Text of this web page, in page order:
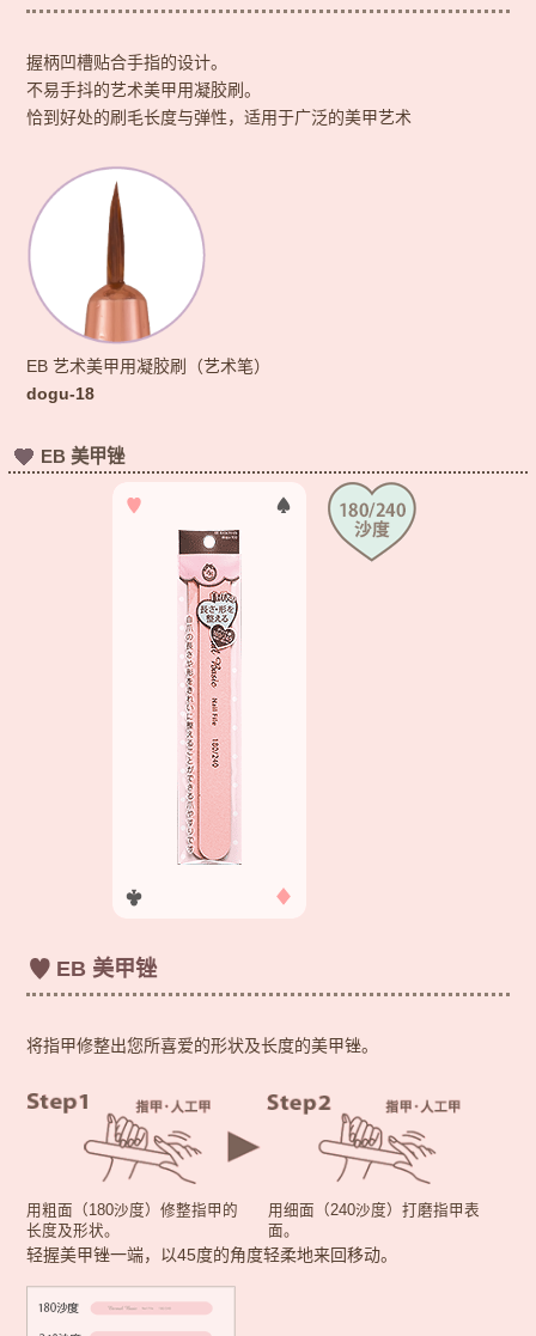
握柄凹槽贴合手指的设计。
不易手抖的艺术美甲用凝胶刷。
恰到好处的刷毛长度与弹性，适用于广泛的美甲艺术
EB 艺术美甲用凝胶刷（艺术笔）
dogu-18
EB 美甲锉
EB 美甲锉
将指甲修整出您所喜爱的形状及长度的美甲锉。
用粗面（180沙度）修整指甲的
长度及形状。
用细面（240沙度）打磨指甲表
面。
轻握美甲锉一端，以45度的角度轻柔地来回移动。